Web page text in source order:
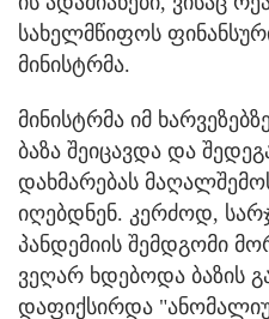
სახელმწიფოს
მინისტრმა.
მინისტრმა იმ
ბაზა შეიცავდა და
დახმარებას
იღებდნენ. კერძოდ,
პანდემიის შემდგომი
ვეღარ ხდებოდა ბაზის
დაფიქსირდა